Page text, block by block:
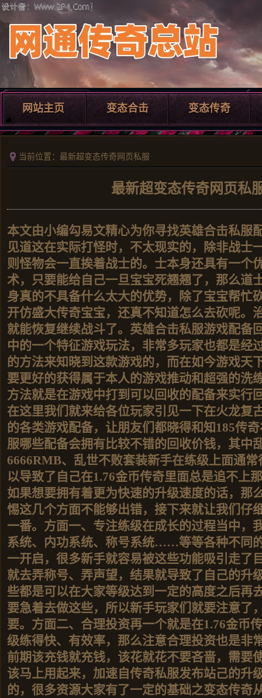
网站主页 变态合击 变态传奇
当前位置：最新超变态传奇网页私服
最新超变态传奇网页私
本文由小编勾易文精心为你寻找英雄合击私服
见道这在实际打怪时，不太现实的，除非战士
则怪物会一直挨着战士的。士本身还具有一个
术，只要能给自己一旦宝宝死翘翘了，那么道
身真的不具备什么太大的优势，除了宝宝帮忙
开仿盛大传奇宝宝，还真不知道怎么去砍呢。
就能恢复继续战斗了。英雄合击私服游戏配备
中的一个特征游戏玩法，非常多玩家也都是经
的方法来知晓到这款游戏的，而在如今游戏天
要更好的获得属于本人的游戏推动和超强的洗
方法就是在游戏中打到可以回收的配备来实行
在这里我们就来给各位玩家引见一下在火龙复
的各类游戏配备，让朋友们都晓得和知185传
服哪些配备会拥有比较不错的回收价钱，其中
6666RMB、乱世不败套装新手在练级上面通
以导致了自己在1.76金币传奇里面总是追不上
如果想要拥有着更为快速的升级速度的话，那
惕这几个方面不能够出错，接下来就让我们仔
一番。方面一、专注练级在成长的过程当中，
系统、内功系统、称号系统……等等各种不同
一开启，很多新手就容易被这些功能吸引走了
就去弄称号、弄声望，结果就导致了自己的升
些都是可以在大家等级达到一定的高度之后再
要急着去做这些，所以新手玩家们就要注意了
要。方面二、合理投资再一个就是在1.76金币
级练得快、有效率，那么注意合理投资也是非
前期该充钱就充钱，该花就花不要吝啬，需要
该马上用起来，加速自传奇私服发布站己的升
的，很多资源大家有了一定的基础之变态传奇